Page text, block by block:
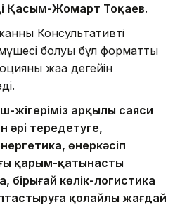
Қасым-Жомарт Тоқаев.
Консультативті
мүшесі болуы бұл форматты
жаңа деңгейін
жігеріміз арқылы саяси
тереңдетуге,
өнеркәсіп
қарым-қатынасты
көлік-логистика
қолайлы жағдай